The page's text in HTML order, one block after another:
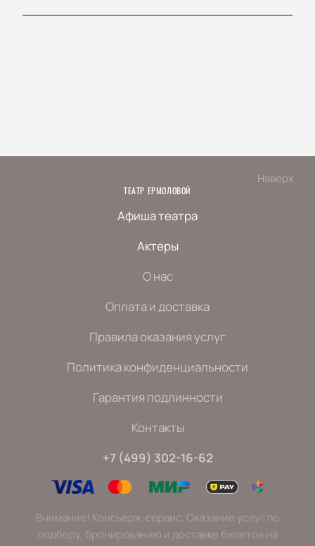
Наверх
ТЕАТР ЕРМОЛОВОЙ
Афиша театра
Актеры
О нас
Оплата и доставка
Правила оказания услуг
Политика конфиденциальности
Гарантия подлинности
Контакты
+7 (499) 302-16-62
Внимание! Консьерж-сервис. Оказание услуг по
подбору, бронированию и доставке билетов на